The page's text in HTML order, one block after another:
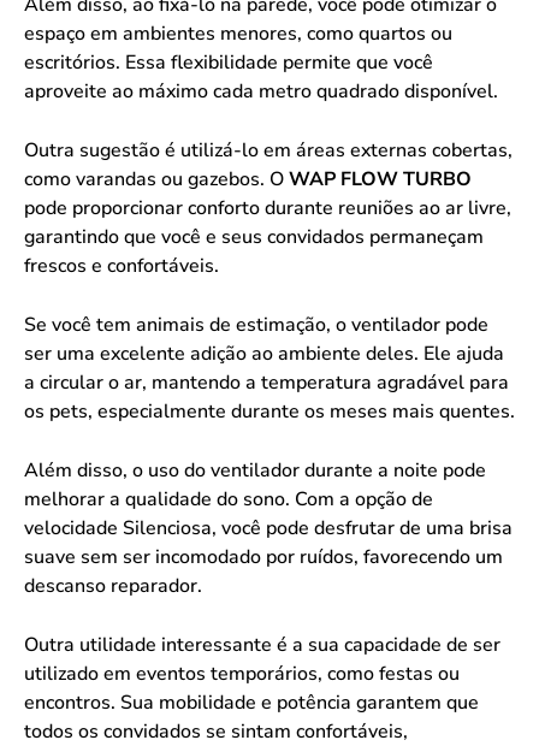
espaço em ambientes menores, como quartos ou
escritórios. Essa flexibilidade permite que você
aproveite ao máximo cada metro quadrado disponível.
Outra sugestão é utilizá-lo em áreas externas cobertas,
como varandas ou gazebos. OWAP FLOW TURBO
pode proporcionar conforto durante reuniões ao ar livre,
garantindo que você e seus convidados permaneçam
frescos e confortáveis.
Se você tem animais de estimação, o ventilador pode
ser uma excelente adição ao ambiente deles. Ele ajuda
a circular o ar, mantendo a temperatura agradável para
os pets, especialmente durante os meses mais quentes.
Além disso, o uso do ventilador durante a noite pode
melhorar a qualidade do sono. Com a opção de
velocidade Silenciosa, você pode desfrutar de uma brisa
suave sem ser incomodado por ruídos, favorecendo um
descanso reparador.
Outra utilidade interessante é a sua capacidade de ser
utilizado em eventos temporários, como festas ou
encontros. Sua mobilidade e potência garantem que
todos os convidados se sintam confortáveis,